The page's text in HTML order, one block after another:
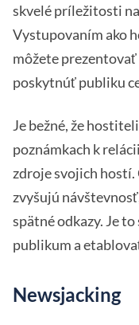
skvelé príležitosti
Vystupovaním ako
môžete
poskytnúť publiku
Je bežné, že
poznámkach k
zdroje svojich
zvyšujú
spätné odkazy. Je
publikum a
Newsjacking